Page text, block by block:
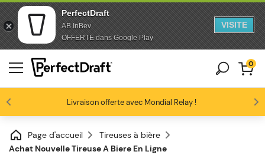
PerfectDraft
AB InBev
OFFERTE dans Google Play
VISITE
Passer au contenu
Passer en bas de page
Livraison offerte avec Mondial Relay !
Profitez de -10% dès 3 fûts unitaires
Les amateurs de bière nous adorent
0
Page d'accueil
Tireuses à bière
Achat Nouvelle Tireuse A Biere En Ligne